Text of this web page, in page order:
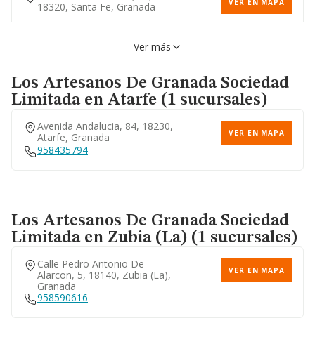
18320, Santa Fe, Granada
VER EN MAPA
Ver más
Los Artesanos De Granada Sociedad
Limitadaen Atarfe (1 sucursales)
Avenida Andalucia, 84, 18230,
Atarfe, Granada
VER EN MAPA
958435794
Los Artesanos De Granada Sociedad
Limitadaen Zubia (La) (1 sucursales)
Calle Pedro Antonio De
Alarcon, 5, 18140, Zubia (la),
Granada
VER EN MAPA
958590616